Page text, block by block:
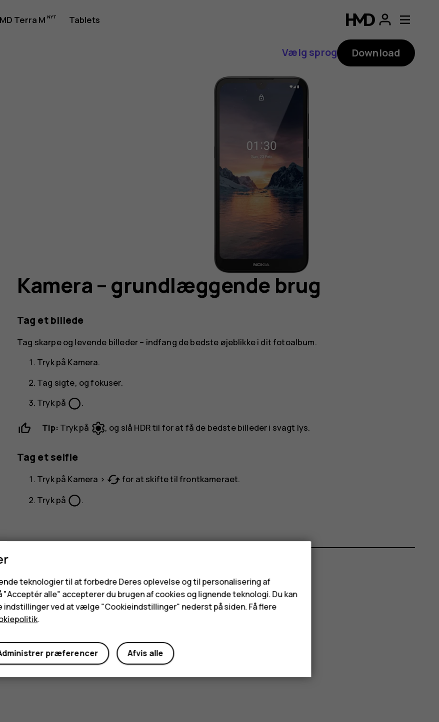
Terra M Tablets
Vælg sprog Download
Kamera – grundlæggende brug
Tag et billede
Tag skarpe og levende billeder – indfang de bedste øjeblikke i dit fotoalbum.
Tryk på Kamera.
Tag sigte, og fokuser.
Tryk på panorama_fish_eye.
Tip: Tryk på , og slå HDRtil for at få de bedste billeder i svagt lys.
Tag et selfie
Tryk på Kamera > cachedfor at skifte til frontkameraet.
Tryk på panorama_fish_eye.
Synes du, dette var nyttigt?
Ja
teknologier til at forbedre Deres oplevelse og til personalisering af
"Acceptér alle" accepterer du brugen af cookies og lignende teknologi. Du kan
indstillinger ved at vælge "Cookieindstillinger" nederst på siden. Få flere
.
Afvis alle
præferencer